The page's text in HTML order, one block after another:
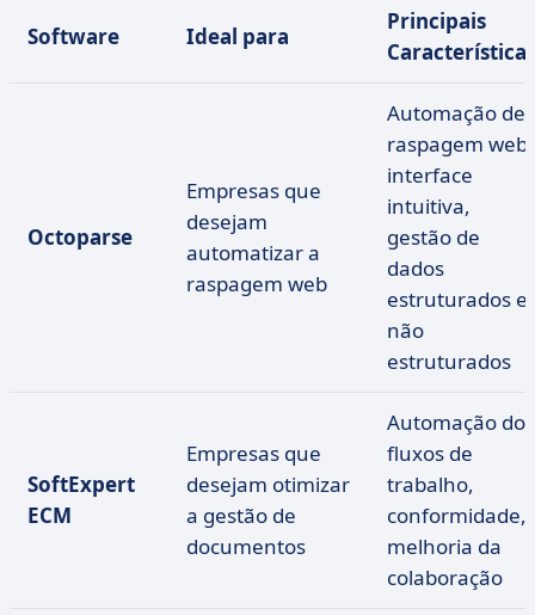
Software Ideal para
Principais
Características
Octoparse
Empresas que
desejam
automatizar a
raspagem web
Automação de
raspagem web,
interface
intuitiva,
gestão de
dados
estruturados e
não
estruturados
SoftExpert
ECM
Empresas que
desejam otimizar
a gestão de
documentos
Automação dos
fluxos de
trabalho,
conformidade,
melhoria da
colaboração